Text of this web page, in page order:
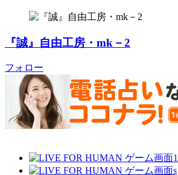
『誠』自由工房・mk－2
フォロー